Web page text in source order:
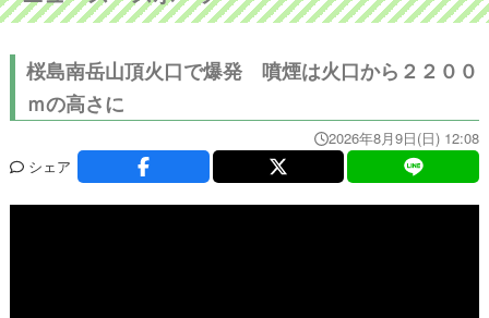
桜島南岳山頂火口で爆発 噴煙は火口から２２００
ｍの高さに
2026年8月9日(日) 12:08
シェア